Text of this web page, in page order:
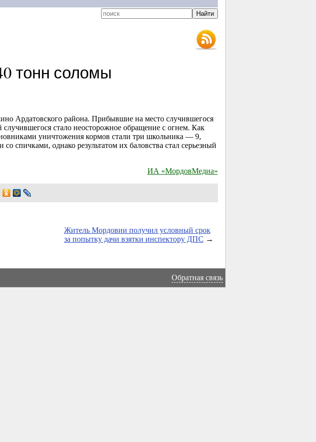
тонн соломы
Ардатовского района. Прибывшие на место случившегося
стало неосторожное обращение с огнем. Как
уничтожения кормов стали три школьника — 9,
спичками, однако результатом их баловства стал серьезный
ИА «МордовМедиа»
Житель Мордовии получил условный срок
за попытку дачи взятки инспектору ДПС →
Обратная связь